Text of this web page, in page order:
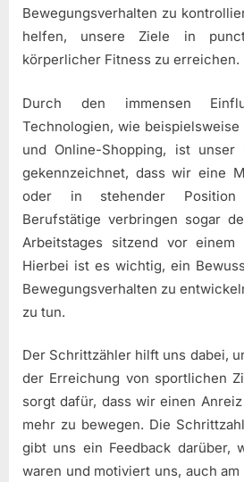
Bewegungsverhalten zu
helfen, unsere Ziele in
körperlicher Fitness zu erreichen.
Durch den immensen
Technologien, wie
und Online-Shopping, ist unser
gekennzeichnet, dass wir eine
oder in stehender Position
Berufstätige verbringen sogar
Arbeitstages sitzend vor einem
Hierbei ist es wichtig, ein
Bewegungsverhalten zu
zu tun.
Der Schrittzähler hilft uns dabei,
der Erreichung von sportlichen
sorgt dafür, dass wir einen
mehr zu bewegen. Die
gibt uns ein Feedback darüber,
waren und motiviert uns, auch